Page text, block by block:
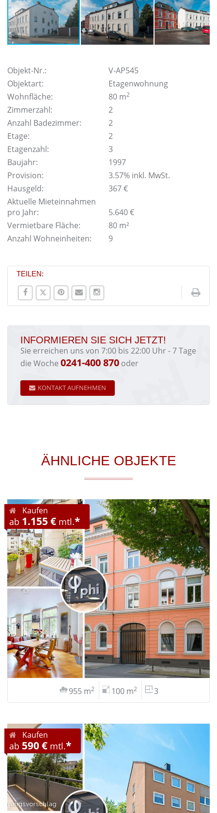
Objekt-Nr.:
V-AP545
Objektart:
Etagenwohnung
Wohnfläche:
80 m2
Zimmerzahl:
2
Anzahl Badezimmer:
2
Etage:
2
Etagenzahl:
3
Baujahr:
1997
Provision:
3.57% inkl. MwSt.
Hausgeld:
367 €
Aktuelle Mieteinnahmen
pro Jahr:
5.640 €
Vermietbare Fläche:
80 m²
Anzahl Wohneinheiten:
9
TEILEN:
INFORMIEREN SIE SICH JETZT!
Sie erreichen uns von 7:00 bis 22:00 Uhr - 7 Tage
die Woche 0241-400 870 oder
KONTAKT AUFNEHMEN
ÄHNLICHE OBJEKTE
Kaufen
ab 1.155 € mtl.*
955 m2 100 m2 3
Kaufen
ab 590 € mtl.*